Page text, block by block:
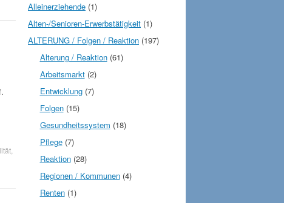
Alleinerziehende (1)
Alten-/Senioren-Erwerbstätigkeit (1)
ALTERUNG / Folgen / Reaktion (197)
Alterung / Reaktion(61)
Arbeitsmarkt(2)
Entwicklung(7)
Folgen(15)
Gesundheitssystem (18)
Pflege(7)
Reaktion(28)
Regionen / Kommunen(4)
Renten(1)